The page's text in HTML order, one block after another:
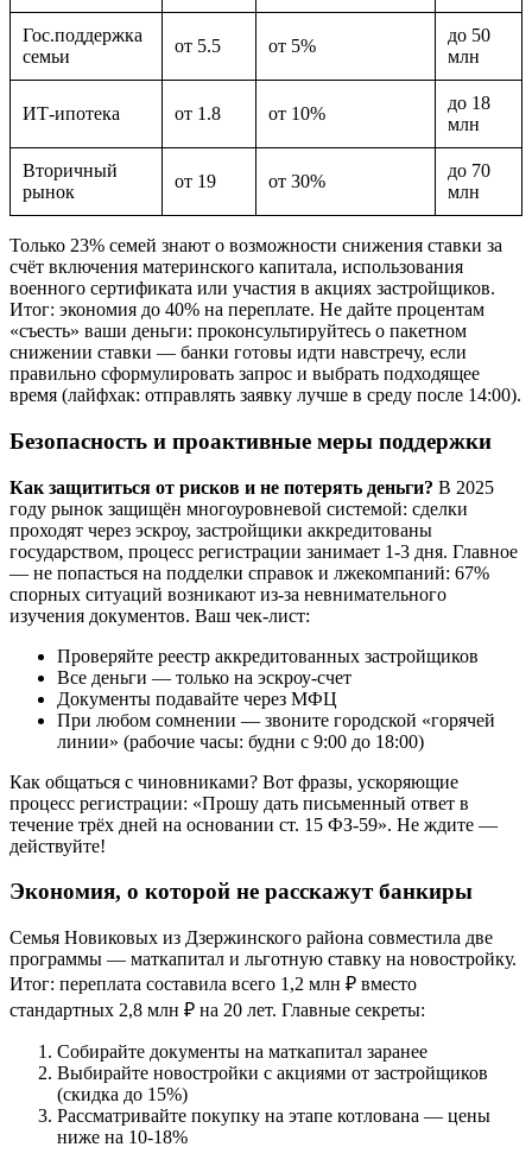
Гос.поддержка
семьи
от 5.5 от 5%
до 50
млн
ИТ-ипотека от 1.8 от 10%
до 18
млн
Вторичный
рынок
от 19 от 30%
до 70
млн
Только 23% семей знают о возможности снижения ставки за
счёт включения материнского капитала, использования
военного сертификата или участия в акциях застройщиков.
Итог: экономия до 40% на переплате. Не дайте процентам
«съесть» ваши деньги: проконсультируйтесь о пакетном
снижении ставки — банки готовы идти навстречу, если
правильно сформулировать запрос и выбрать подходящее
время (лайфхак: отправлять заявку лучше в среду после 14:00).
Безопасность и проактивные меры поддержки
Как защититься от рисков и не потерять деньги? В 2025
году рынок защищён многоуровневой системой: сделки
проходят через эскроу, застройщики аккредитованы
государством, процесс регистрации занимает 1-3 дня. Главное
— не попасться на подделки справок и лжекомпаний: 67%
спорных ситуаций возникают из-за невнимательного
изучения документов. Ваш чек-лист:
Проверяйте реестр аккредитованных застройщиков
Все деньги — только на эскроу-счет
Документы подавайте через МФЦ
При любом сомнении — звоните городской «горячей
линии» (рабочие часы: будни с 9:00 до 18:00)
Как общаться с чиновниками? Вот фразы, ускоряющие
процесс регистрации: «Прошу дать письменный ответ в
течение трёх дней на основании ст. 15 ФЗ-59». Не ждите —
действуйте!
Экономия, о которой не расскажут банкиры
Семья Новиковых из Дзержинского района совместила две
программы — маткапитал и льготную ставку на новостройку.
Итог: переплата составила всего 1,2 млн ₽ вместо
стандартных 2,8 млн ₽ на 20 лет. Главные секреты:
Собирайте документы на маткапитал заранее
Выбирайте новостройки с акциями от застройщиков
(скидка до 15%)
Рассматривайте покупку на этапе котлована — цены
ниже на 10-18%